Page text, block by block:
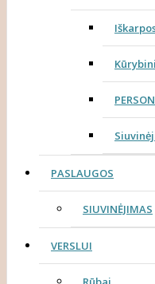
PASLAUGOS
SIUVINĖJIMAS
VERSLUI